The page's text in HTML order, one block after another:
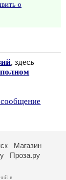
о
, здесь
Магазин
Проза.ру
в